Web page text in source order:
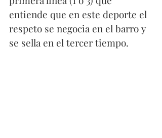
entiende que en este deporte el
respeto se negocia en el barro y
se sella en el tercer tiempo.